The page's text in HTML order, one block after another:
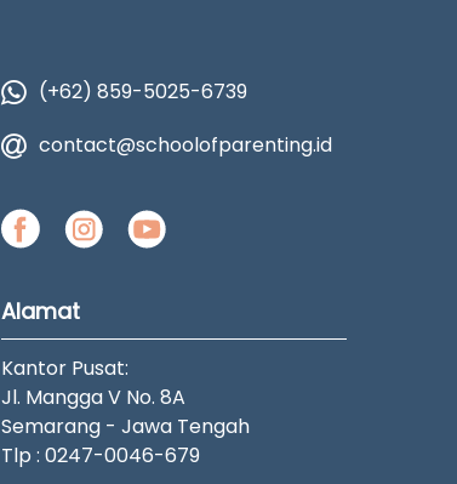
(+62) 859-5025-6739
contact@schoolofparenting.id
Alamat
Kantor Pusat:
Jl. Mangga V No. 8A
Semarang - Jawa Tengah
Tlp : 0247-0046-679